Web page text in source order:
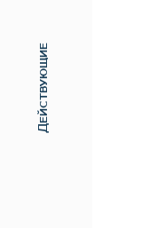
Действующие